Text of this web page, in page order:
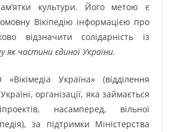
культури. Його метою є
Вікіпедію інформацією про
відзначити солідарність із
як частини єдиної України.
Україна» (відділення
організації, яка займається
насамперед, вільної
за підтримки Міністерства